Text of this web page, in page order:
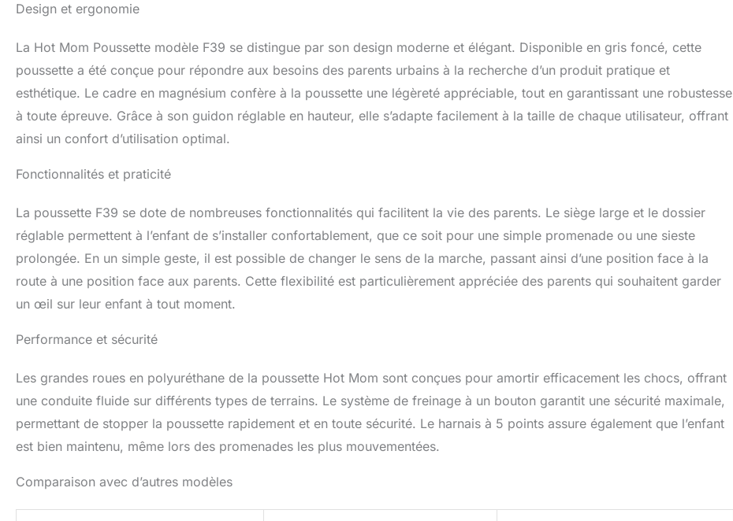
sûre et certifiée selon EN 1888 Partie 1:2018+A1:2022
Design et ergonomie
La Hot Mom Poussette modèle F39 se distingue par son design moderne et élégant. Disponible en gris foncé, cette
poussette a été conçue pour répondre aux besoins des parents urbains à la recherche d’un produit pratique et
esthétique. Le cadre en magnésium confère à la poussette une légèreté appréciable, tout en garantissant une robustesse
à toute épreuve. Grâce à son guidon réglable en hauteur, elle s’adapte facilement à la taille de chaque utilisateur, offrant
ainsi un confort d’utilisation optimal.
Fonctionnalités et praticité
La poussette F39 se dote de nombreuses fonctionnalités qui facilitent la vie des parents. Le siège large et le dossier
réglable permettent à l’enfant de s’installer confortablement, que ce soit pour une simple promenade ou une sieste
prolongée. En un simple geste, il est possible de changer le sens de la marche, passant ainsi d’une position face à la
route à une position face aux parents. Cette flexibilité est particulièrement appréciée des parents qui souhaitent garder
un œil sur leur enfant à tout moment.
Performance et sécurité
Les grandes roues en polyuréthane de la poussette Hot Mom sont conçues pour amortir efficacement les chocs, offrant
une conduite fluide sur différents types de terrains. Le système de freinage à un bouton garantit une sécurité maximale,
permettant de stopper la poussette rapidement et en toute sécurité. Le harnais à 5 points assure également que l’enfant
est bien maintenu, même lors des promenades les plus mouvementées.
Comparaison avec d’autres modèles